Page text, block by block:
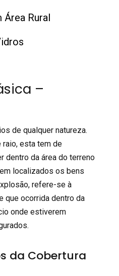
Área Rural
–
de qualquer natureza.
raio, esta tem de
dentro da área do terreno
localizados os bens
refere-se à
que ocorrida dentro da
onde estiverem
da Cobertura